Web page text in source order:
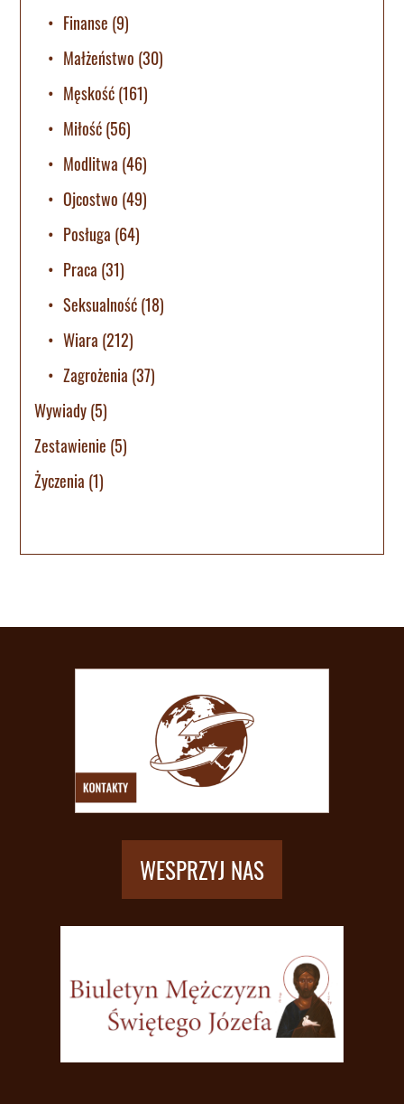
Finanse (9)
Małżeństwo (30)
Męskość(161)
Miłość(56)
Modlitwa (46)
Ojcostwo (49)
Posługa (64)
Praca (31)
Seksualność(18)
Wiara (212)
Zagrożenia (37)
Wywiady(5)
Zestawienie (5)
Życzenia (1)
WESPRZYJ NAS